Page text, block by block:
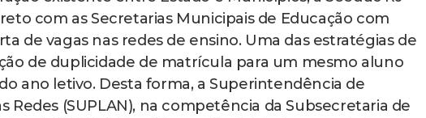
com as Secretarias Municipais de Educação com
de vagas nas redes de ensino. Uma das estratégias de
de duplicidade de matrícula para um mesmo aluno
ano letivo. Desta forma, a Superintendência de
Redes (SUPLAN), na competência da Subsecretaria de